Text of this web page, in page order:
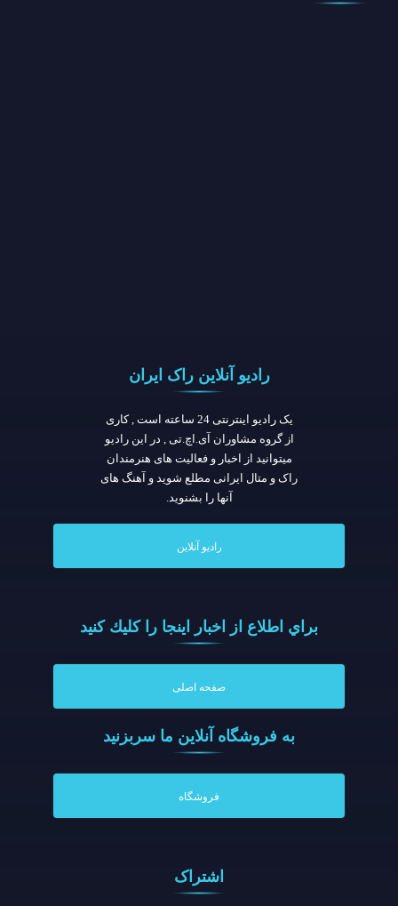
رادیو آنلاین راک ایران
یک رادیو اینترنتی 24 ساعته است , کاری
از گروه مشاوران آی.اچ.تی , در این رادیو
میتوانید از اخبار و فعالیت های هنرمندان
راک و متال ایرانی مطلع شوید و آهنگ های
آنها را بشنوید.
رادیو آنلاین
براي اطلاع از اخبار اينجا را كليك كنيد
صفحه اصلی
به فروشگاه آنلاين ما سربزنيد
فروشگاه
اشتراک